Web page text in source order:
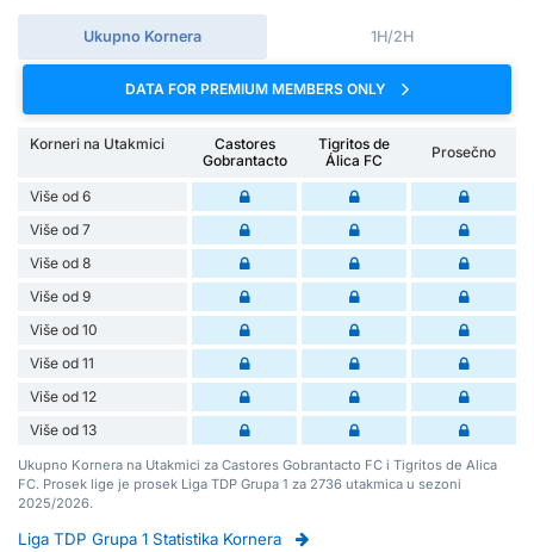
Ukupno Kornera 1H/2H
DATA FOR PREMIUM MEMBERS ONLY
Korneri na Utakmici
Castores
Gobrantacto
Tigritos de
Álica FC
Prosečno
Više od 6
Više od 7
Više od 8
Više od 9
Više od 10
Više od 11
Više od 12
Više od 13
Ukupno Kornera na Utakmici za Castores Gobrantacto FC i Tigritos de Alica
FC. Prosek lige je prosek Liga TDP Grupa 1 za 2736 utakmica u sezoni
2025/2026.
Liga TDP Grupa 1 Statistika Kornera